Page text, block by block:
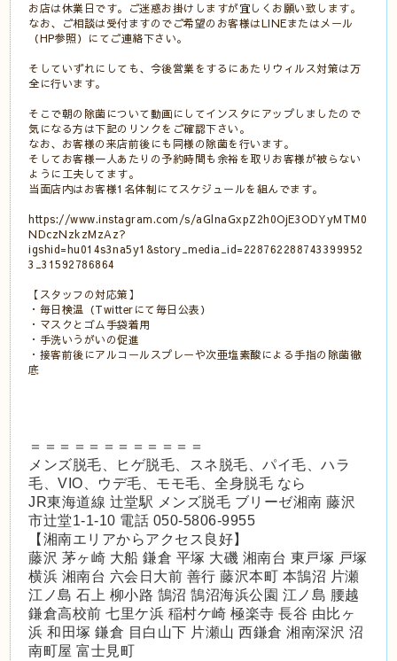
お店は休業日です。ご迷惑お掛けしますが宜しくお願い致します。
なお、ご相談は受付ますのでご希望のお客様はLINEまたはメール
（HP参照）にてご連絡下さい。
そしていずれにしても、今後営業をするにあたりウィルス対策は万
全に行います。
そこで朝の除菌について動画にしてインスタにアップしましたので
気になる方は下記のリンクをご確認下さい。
なお、お客様の来店前後にも同様の除菌を行います。
そしてお客様一人あたりの予約時間も余裕を取りお客様が被らない
ように工夫してます。
当面店内はお客様1名体制にてスケジュールを組んでます。
https://www.instagram.com/s/aGlnaGxpZ2h0OjE3ODYyMTM0
NDczNzkzMzAz?
igshid=hu014s3na5y1&story_media_id=228762288743399952
3_31592786864
【スタッフの対応策】
・毎日検温（Twitterにて毎日公表）
・マスクとゴム手袋着用
・手洗いうがいの促進
・接客前後にアルコールスプレーや次亜塩素酸による手指の除菌徹
底
＝＝＝＝＝＝＝＝＝＝＝＝
メンズ脱毛、ヒゲ脱毛、スネ脱毛、パイ毛、ハラ
毛、VIO、ウデ毛、モモ毛、全身脱毛 なら
JR東海道線 辻堂駅 メンズ脱毛 ブリーゼ湘南 藤沢
市辻堂1-1-10 電話 050-5806-9955
【湘南エリアからアクセス良好】
藤沢 茅ヶ崎 大船 鎌倉 平塚 大磯 湘南台 東戸塚 戸塚
横浜 湘南台 六会日大前 善行 藤沢本町 本鵠沼 片瀬
江ノ島 石上 柳小路 鵠沼 鵠沼海浜公園 江ノ島 腰越
鎌倉高校前 七里ケ浜 稲村ケ崎 極楽寺 長谷 由比ヶ
浜 和田塚 鎌倉 目白山下 片瀬山 西鎌倉 湘南深沢 沼
南町屋 富士見町